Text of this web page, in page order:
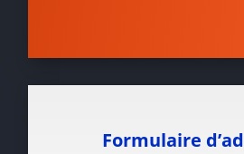
Formulaire